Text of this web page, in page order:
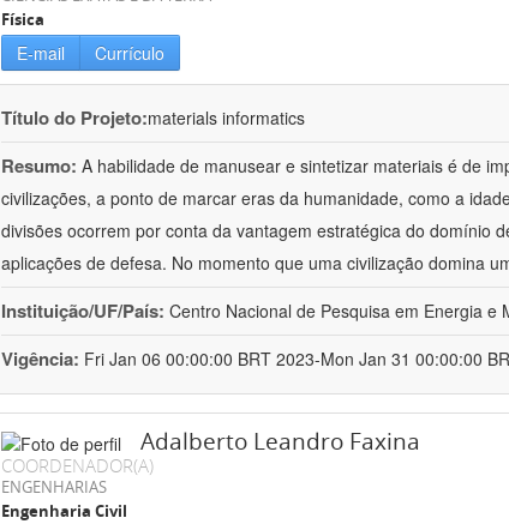
Física
E-mail Currículo
Título do Projeto:materials informatics
Resumo: A habilidade de manusear e sintetizar materiais é de
civilizações, a ponto de marcar eras da humanidade, como a
divisões ocorrem por conta da vantagem estratégica do domínio
aplicações de defesa. No momento que uma civilização domina
Instituição/UF/País: Centro Nacional de Pesquisa em Energia e
Vigência: Fri Jan 06 00:00:00 BRT 2023-Mon Jan 31 00:00:00
Adalberto Leandro Faxina
COORDENADOR(A)
ENGENHARIAS
Engenharia Civil